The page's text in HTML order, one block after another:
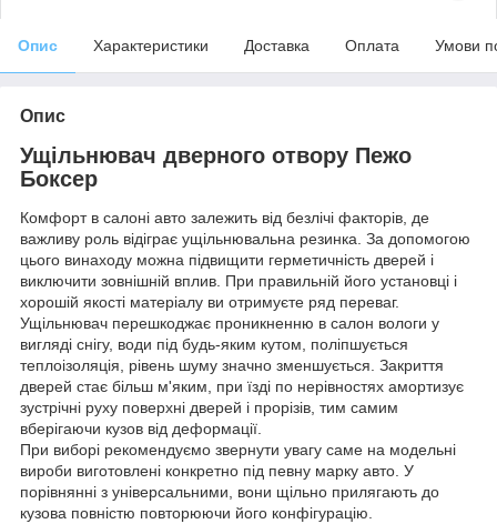
Опис Характеристики Доставка Оплата Умови
Опис
Ущільнювач дверного отвору Пежо
Боксер
Комфорт в салоні авто залежить від безлічі факторів, де
важливу роль відіграє ущільнювальна резинка. За допомогою
цього винаходу можна підвищити герметичність дверей і
виключити зовнішній вплив. При правильній його установці і
хорошій якості матеріалу ви отримуєте ряд переваг.
Ущільнювач перешкоджає проникненню в салон вологи у
вигляді снігу, води під будь-яким кутом, поліпшується
теплоізоляція, рівень шуму значно зменшується. Закриття
дверей стає більш м'яким, при їзді по нерівностях амортизує
зустрічні руху поверхні дверей і прорізів, тим самим
вберігаючи кузов від деформації.
При виборі рекомендуємо звернути увагу саме на модельні
вироби виготовлені конкретно під певну марку авто. У
порівнянні з універсальними, вони щільно прилягають до
кузова повністю повторюючи його конфігурацію.